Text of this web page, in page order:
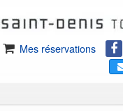
Mes réservations